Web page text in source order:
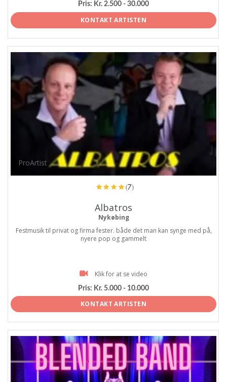
Pris: Kr. 2.500 - 30.000
KONTAKT ARTISTEN
ProArtist
(7)
Albatros
Nykøbing
Festmusik til privat og firma fester. både det man kan synge med på,
nyere pop og gammelt
Klik for at se video
Pris: Kr. 5.000 - 10.000
KONTAKT ARTISTEN